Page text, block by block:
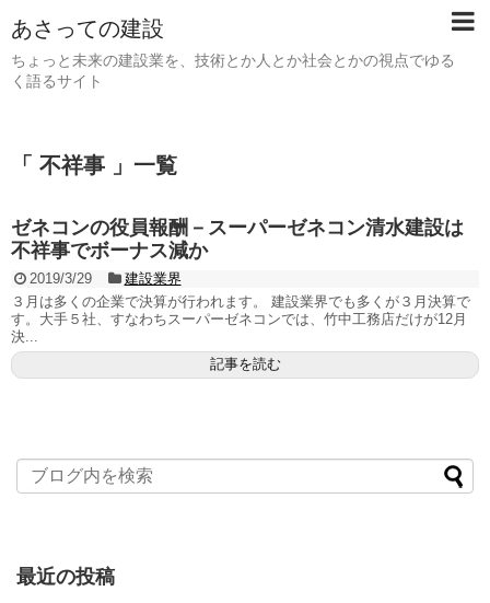
あさっての建設
ちょっと未来の建設業を、技術とか人とか社会とかの視点でゆる
く語るサイト
「 不祥事 」一覧
ゼネコンの役員報酬－スーパーゼネコン清水建設は
不祥事でボーナス減か
2019/3/29
建設業界
３月は多くの企業で決算が行われます。 建設業界でも多くが３月決算で
す。大手５社、すなわちスーパーゼネコンでは、竹中工務店だけが12月
決...
記事を読む
最近の投稿